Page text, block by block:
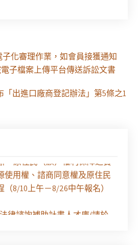
化審理作業，如會員接獲通知
子檔案上傳平台傳送訴訟文書
「出進口廠商登記辦法」第5條之1
台北律師公會等單位定於8月
使用權、諮商同意權及原住民
8/10上午－8/26中午報名）
律諮詢補助計畫人才庫(請於